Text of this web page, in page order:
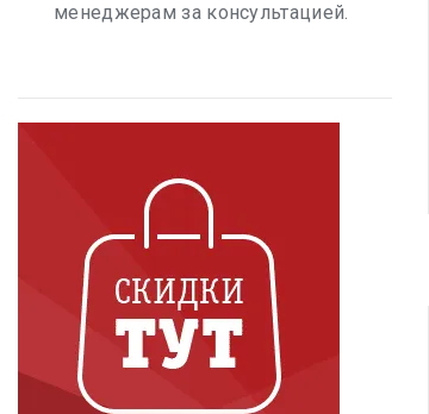
менеджерам за консультацией.